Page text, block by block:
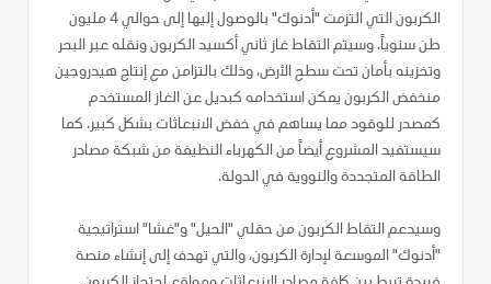
الكربون التي التزمت "أدنوك" بالوصول إليها إلى حوالي 4 مليون
طن سنوياً. وسيتم التقاط غاز ثاني أكسيد الكربون ونقله عبر البحر
وتخزينه بأمان تحت سطح الأرض، وذلك بالتزامن مع إنتاج هيدروجين
منخفض الكربون يمكن استخدامه كبديل عن الغاز المستخدم
كمصدر للوقود مما يساهم في خفض الانبعاثات بشكل كبير. كما
سيستفيد المشروع أيضاً من الكهرباء النظيفة من شبكة مصادر
الطاقة المتجددة والنووية في الدولة.
وسيدعم التقاط الكربون من حقلي "الحيل" و"غشا" استراتيجية
"أدنوك" الموسعة لإدارة الكربون، والتي تهدف إلى إنشاء منصة